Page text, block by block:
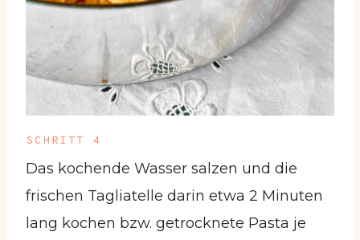
SCHRITT 4
Das kochende Wasser salzen und die
frischen Tagliatelle darin etwa 2 Minuten
lang kochen bzw. getrocknete Pasta je